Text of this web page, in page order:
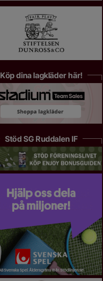
Köp dina lagkläder här!
Stöd SG Ruddalen IF